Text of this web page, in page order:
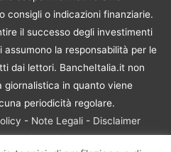
consigli o indicazioni finanziarie.
il successo degli investimenti
la responsabilità per le
dai lettori. BancheItalia.it non
giornalistica in quanto viene
periodicità regolare.
- Note Legali- Disclaimer
Investimenti